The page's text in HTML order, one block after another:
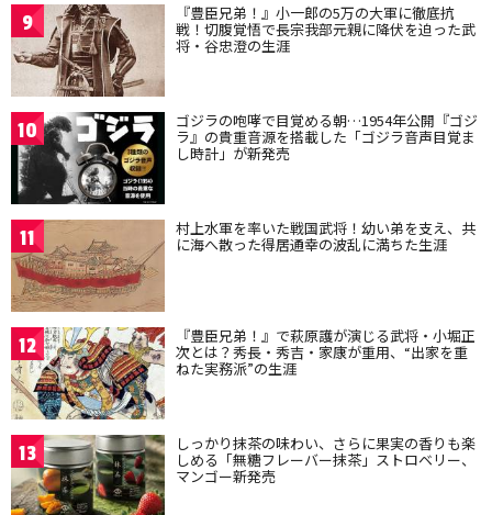
9 『豊臣兄弟！』小一郎の5万の大軍に徹底抗
戦！切腹覚悟で長宗我部元親に降伏を迫った武
将・谷忠澄の生涯
10 ゴジラの咆哮で目覚める朝…1954年公開『ゴジ
ラ』の貴重音源を搭載した「ゴジラ音声目覚ま
し時計」が新発売
11 村上水軍を率いた戦国武将！幼い弟を支え、共
に海へ散った得居通幸の波乱に満ちた生涯
12 『豊臣兄弟！』で萩原護が演じる武将・小堀正
次とは？秀長・秀吉・家康が重用、“出家を重
ねた実務派”の生涯
13 しっかり抹茶の味わい、さらに果実の香りも楽
しめる「無糖フレーバー抹茶」ストロベリー、
マンゴー新発売